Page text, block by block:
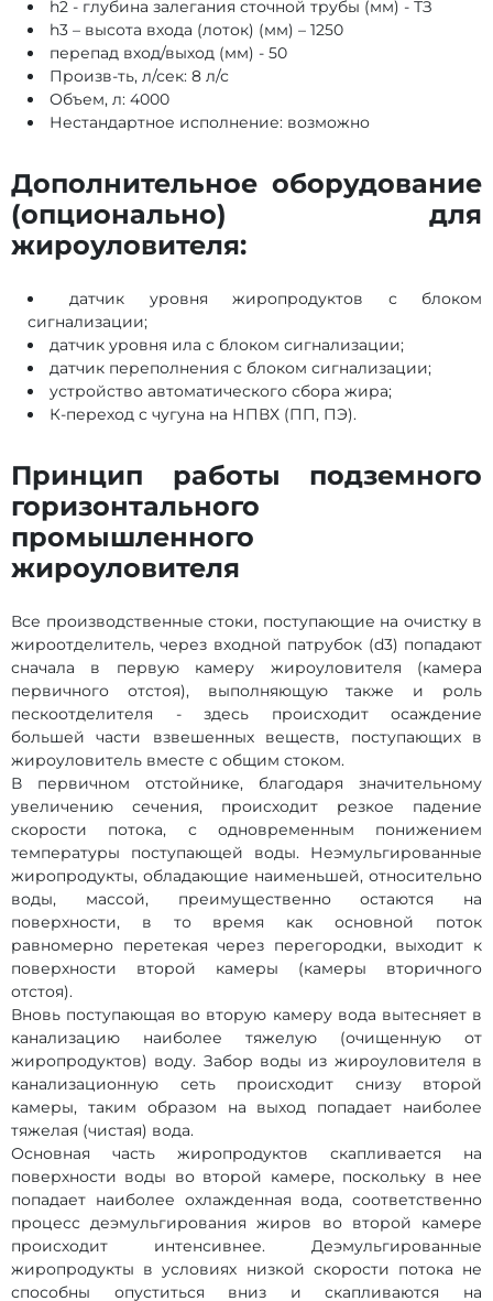
h2 - глубина залегания сточной трубы (мм) - ТЗ
h3 – высота входа (лоток) (мм) – 1250
перепад вход/выход (мм) - 50
Произв-ть, л/сек: 8 л/с
Объем, л: 4000
Нестандартное исполнение: возможно
Дополнительное оборудование
(опционально) для
жироуловителя:
датчик уровня жиропродуктов с блоком
сигнализации;
датчик уровня ила с блоком сигнализации;
датчик переполнения с блоком сигнализации;
устройство автоматического сбора жира;
К-переход с чугуна на НПВХ (ПП, ПЭ).
Принцип работы подземного
горизонтального
промышленного
жироуловителя
Все производственные стоки, поступающие на очистку в
жироотделитель, через входной патрубок (d3) попадают
сначала в первую камеру жироуловителя (камера
первичного отстоя), выполняющую также и роль
пескоотделителя - здесь происходит осаждение
большей части взвешенных веществ, поступающих в
жироуловитель вместе с общим стоком.
В первичном отстойнике, благодаря значительному
увеличению сечения, происходит резкое падение
скорости потока, с одновременным понижением
температуры поступающей воды. Неэмульгированные
жиропродукты, обладающие наименьшей, относительно
воды, массой, преимущественно остаются на
поверхности, в то время как основной поток
равномерно перетекая через перегородки, выходит к
поверхности второй камеры (камеры вторичного
отстоя).
Вновь поступающая во вторую камеру вода вытесняет в
канализацию наиболее тяжелую (очищенную от
жиропродуктов) воду. Забор воды из жироуловителя в
канализационную сеть происходит снизу второй
камеры, таким образом на выход попадает наиболее
тяжелая (чистая) вода.
Основная часть жиропродуктов скапливается на
поверхности воды во второй камере, поскольку в нее
попадает наиболее охлажденная вода, соответственно
процесс деэмульгирования жиров во второй камере
происходит интенсивнее. Деэмульгированные
жиропродукты в условиях низкой скорости потока не
способны опуститься вниз и скапливаются на